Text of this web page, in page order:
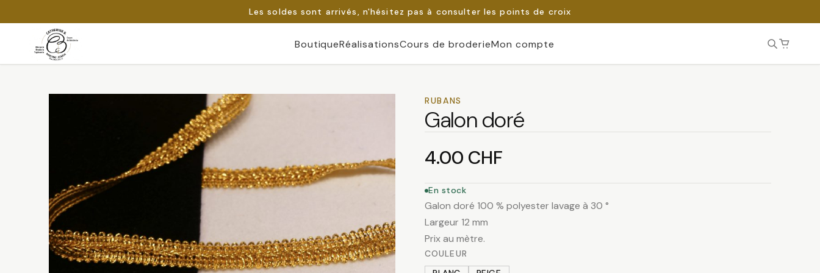
Les soldes sont arrivés, n'hésitez pas à consulter les points de croix
Passer
BoutiqueRéalisationsCours de broderieMon compte
RUBANS
Galon doré
4.00 CHF
En stock
Galon doré 100 % polyester lavage à 30 °
Largeur 12 mm
Prix au mètre.
COULEUR